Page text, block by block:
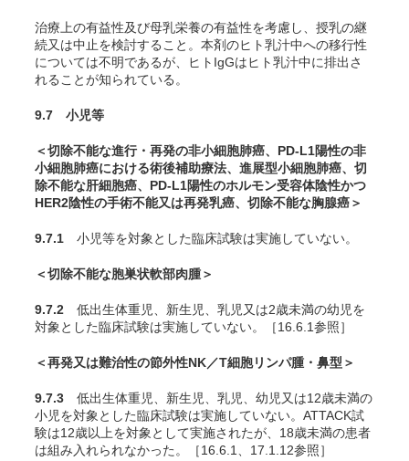
治療上の有益性及び母乳栄養の有益性を考慮し、授乳の継
続又は中止を検討すること。本剤のヒト乳汁中への移行性
については不明であるが、ヒトIgGはヒト乳汁中に排出さ
れることが知られている。
9.7 小児等
＜切除不能な進行・再発の非小細胞肺癌、PD-L1陽性の非
小細胞肺癌における術後補助療法、進展型小細胞肺癌、切
除不能な肝細胞癌、PD-L1陽性のホルモン受容体陰性かつ
HER2陰性の手術不能又は再発乳癌、切除不能な胸腺癌＞
9.7.1 小児等を対象とした臨床試験は実施していない。
＜切除不能な胞巣状軟部肉腫＞
9.7.2 低出生体重児、新生児、乳児又は2歳未満の幼児を
対象とした臨床試験は実施していない。［16.6.1参照］
＜再発又は難治性の節外性NK／T細胞リンパ腫・鼻型＞
9.7.3 低出生体重児、新生児、乳児、幼児又は12歳未満の
小児を対象とした臨床試験は実施していない。ATTACK試
験は12歳以上を対象として実施されたが、18歳未満の患者
は組み入れられなかった。［16.6.1、17.1.12参照］